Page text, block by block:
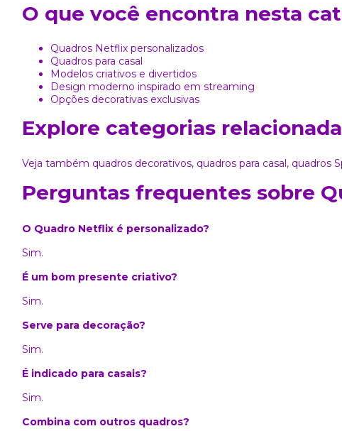
O que você encontra nesta
Quadros Netflix personalizados
Quadros para casal
Modelos criativos e divertidos
Design moderno inspirado em streaming
Opções decorativas exclusivas
Explore categorias
Veja também quadros decorativos, quadros para casal , quadros
Perguntas frequentes sobre
O Quadro Netflix é personalizado?
Sim.
É um bom presente criativo?
Sim.
Serve para decoração?
Sim.
É indicado para casais?
Sim.
Combina com outros quadros?